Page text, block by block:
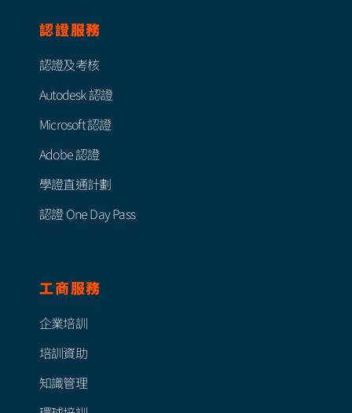
認證服務
認證及考核
Autodesk 認證
Microsoft 認證
Adobe 認證
學證直通計劃
認證 One Day Pass
工商服務
企業培訓
培訓資助
知識管理